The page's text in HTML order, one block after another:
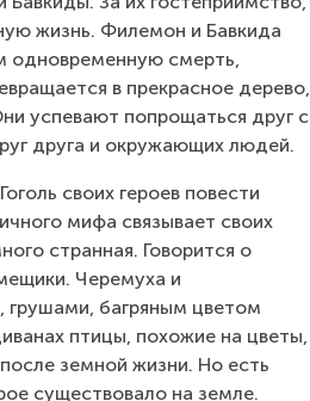
жизнь. Филемон и Бавкида
одновременную смерть,
в прекрасное дерево,
успевают попрощаться друг с
друга и окружающих людей.
своих героев повести
мифа связывает своих
странная. Говорится о
Черемуха и
грушами, багряным цветом
птицы, похожие на цветы,
земной жизни. Но есть
существовало на земле.